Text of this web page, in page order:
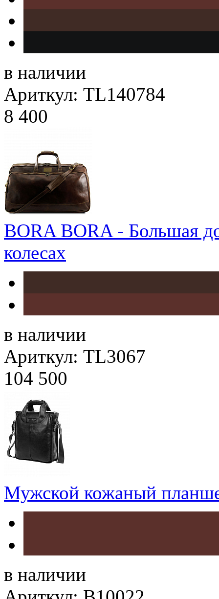
в наличии
Ариткул: TL140784
8 400
BORA BORA - Большая
колесах
в наличии
Ариткул: TL3067
104 500
Мужской кожаный
в наличии